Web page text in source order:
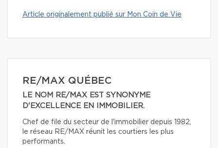
Article originalement publié sur Mon Coin de Vie
RE/MAX QUÉBEC
LE NOM RE/MAX EST SYNONYME
D'EXCELLENCE EN IMMOBILIER.
Chef de file du secteur de l'immobilier depuis 1982,
le réseau RE/MAX réunit les courtiers les plus
performants.